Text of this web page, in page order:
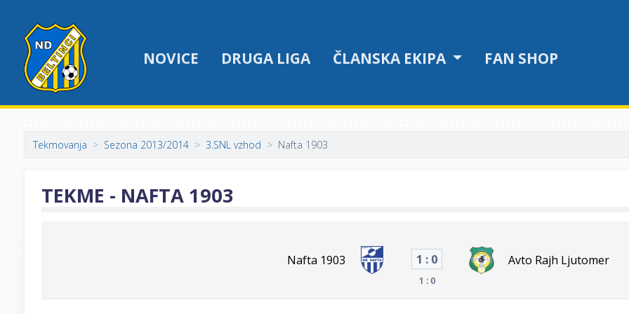
NOVICE DRUGA LIGA ČLANSKA EKIPA FAN SHOP
Tekmovanja Sezona 2013/2014 3.SNL vzhod Nafta 1903
TEKME - NAFTA 1903
Nafta 1903 1 : 0
1 : 0
Avto Rajh Ljutomer